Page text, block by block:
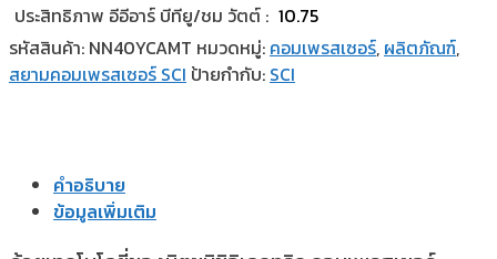
ประสิทธิภาพ อีอีอาร์ บีทียู/ชม วัตต์ : 10.75
รหัสสินค้า: NN40YCAMT หมวดหมู่: คอมเพรสเซอร์, ผลิตภัณฑ์,
สยามคอมเพรสเซอร์ SCI ป้ายกำกับ: SCI
คำอธิบาย
ข้อมูลเพิ่มเติม